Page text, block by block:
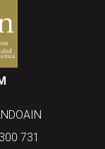
731